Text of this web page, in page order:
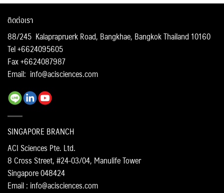
ติดต่อเรา
88/245 Kalaprapruerk Road, Bangkhae, Bangkok Thailand 10160
Tel +6624095605
Fax +6624087987
Email: info@acisciences.com
SINGAPORE BRANCH
ACI Sciences Pte. Ltd.
8 Cross Street, #24-03/04, Manulife Tower
Singapore 048424
Email : info@acisciences.com